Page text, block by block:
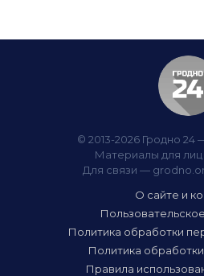
© 2013-2026 Гродно
Материалы для лиц
Для связи —
О сайте и
Политика обработки
Политика
Правила